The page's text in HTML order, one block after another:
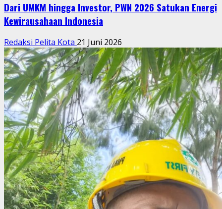
Dari UMKM hingga Investor, PWN 2026 Satukan Energi
Kewirausahaan Indonesia
Redaksi Pelita Kota 21 Juni 2026